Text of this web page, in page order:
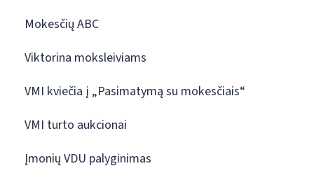
Mokesčių ABC
Viktorina moksleiviams
VMI kviečia į „Pasimatymą su mokesčiais“
VMI turto aukcionai
Įmonių VDU palyginimas